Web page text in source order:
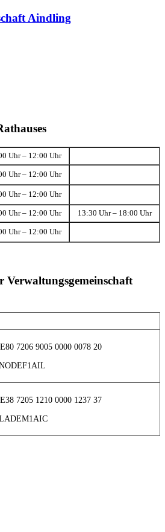
Aindling
Uhr – 12:00 Uhr
Uhr – 12:00 Uhr
Uhr – 12:00 Uhr
Uhr – 12:00 Uhr 13:30 Uhr – 18:00 Uhr
Uhr – 12:00 Uhr
7206 9005 0000 0078 20
7205 1210 0000 1237 37